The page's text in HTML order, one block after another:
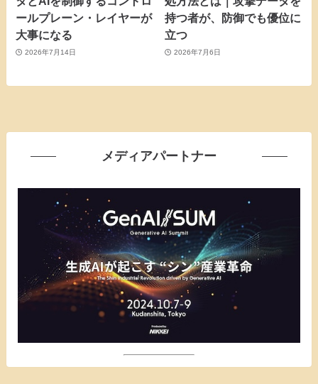
ールプレーン・レイヤーが
大事になる
2026年7月14日
持つ者が、防御でも優位に
立つ
2026年7月6日
メディアパートナー